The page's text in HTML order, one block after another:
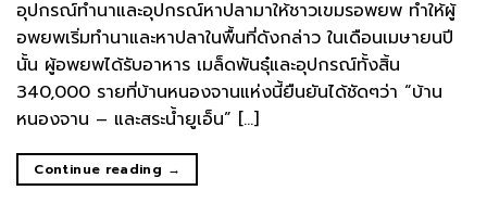
อุปกรณ์ทำนาและอุปกรณ์หาปลามาให้ชาวเขมรอพยพ ทำให้ผู้
อพยพเริ่มทำนาและหาปลาในพื้นที่ดังกล่าว ในเดือนเมษายนปี
นั้น ผู้อพยพได้รับอาหาร เมล็ดพันธุ๋และอุปกรณ์ทั้งสิ้น
340,000 รายที่บ้านหนองจานแห่งนี้ยืนยันได้ชัดๆว่า “บ้าน
หนองจาน – และสระน้ำยูเอ็น” […]
Continue reading →